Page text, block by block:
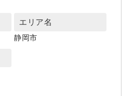
エリア名
静岡市